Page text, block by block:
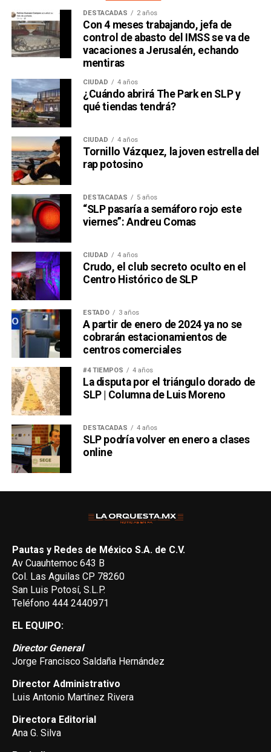
DESTACADAS 2 años
Con 4 meses trabajando, jefa de
control de abasto del IMSS se va de
vacaciones a Jerusalén, echando
mentiras
CIUDAD 4 años
¿Cuándo abrirá The Park en SLP y
qué tiendas tendrá?
CIUDAD 4 años
Tornillo Vázquez, la joven estrella del
rap potosino
DESTACADAS 5 años
“SLP pasaría a semáforo rojo este
viernes”: Andreu Comas
CIUDAD 4 años
Crudo, el club secreto oculto en el
Centro Histórico de SLP
ESTADO 3 años
A partir de enero de 2024 ya no se
cobrarán estacionamientos de
centros comerciales
#4 TIEMPOS 4 años
La disputa por el triángulo dorado de
SLP | Columna de Luis Moreno
DESTACADAS 4 años
SLP podría volver en enero a clases
online
Pautas y Redes de México S.A. de C.V.
Av Cuauhtemoc 643 B
Col. Las Aguilas CP 78260
San Luis Potosí, S.L.P.
Teléfono 444 2440971
EL EQUIPO:
Director General
Jorge Francisco Saldaña Hernández
Director Administrativo
Luis Antonio Martínez Rivera
Directora Editorial
Ana G. Silva